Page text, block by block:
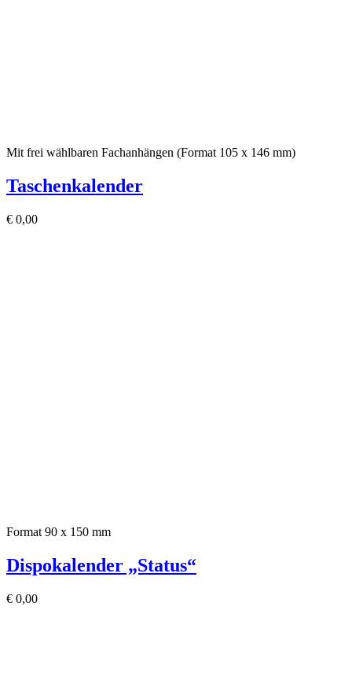
Mit frei wählbaren Fachanhängen (Format 105 x 146 mm)
Taschenkalender
€ 0,00
Format 90 x 150 mm
Dispokalender „Status“
€ 0,00